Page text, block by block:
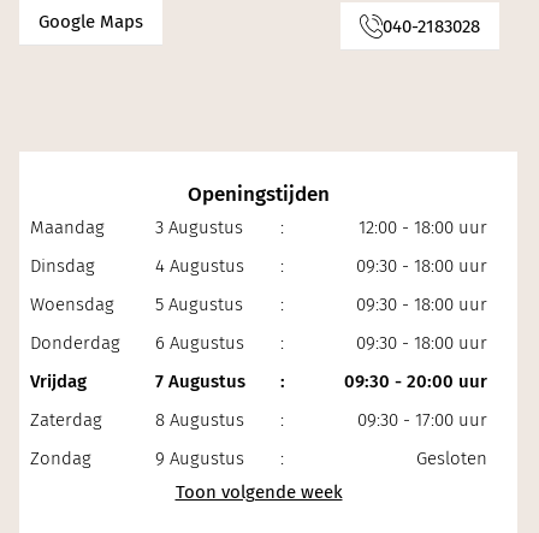
Google Maps 040-2183028
Openingstijden
Maandag 3 Augustus :
12:00 - 18:00 uur
Dinsdag
4 Augustus :
09:30 - 18:00 uur
Woensdag
5 Augustus :
09:30 - 18:00 uur
Donderdag
6 Augustus :
09:30 - 18:00 uur
Vrijdag
7 Augustus :
09:30 - 20:00 uur
Zaterdag
8 Augustus :
09:30 - 17:00 uur
Zondag
9 Augustus : Gesloten